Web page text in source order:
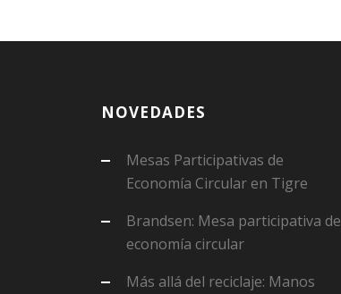
NOVEDADES
Mesas Participativas de
Economía Circular en Tigre
Brandsen: Mesa participativa de
economía circular
Más allá del reciclaje: Manos